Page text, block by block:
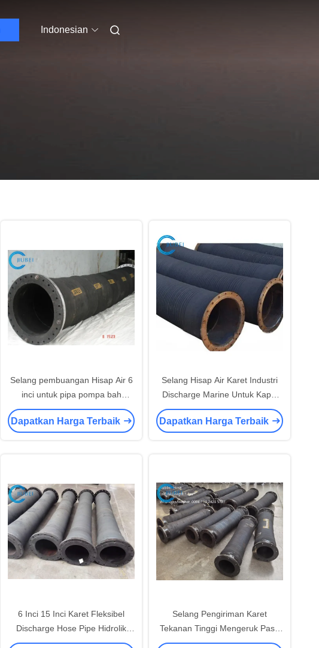
Indonesian
Selang pembuangan Hisap Air 6
inci untuk pipa pompa bah
Tekanan Tinggi Peledakan Pasir
Bubur
Dapatkan Harga Terbaik
Selang Hisap Air Karet Industri
Discharge Marine Untuk Kapal
Keruk
Dapatkan Harga Terbaik
6 Inci 15 Inci Karet Fleksibel
Discharge Hose Pipe Hidrolik
Karet Hisap Industri
Selang Pengiriman Karet
Tekanan Tinggi Mengeruk Pasir
Ledakan Lumpur Hisap